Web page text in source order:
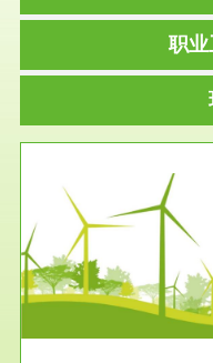
职业
服务范围
环保竣工验收
根据《建设项目环境保护
例》第十七条 编制环境